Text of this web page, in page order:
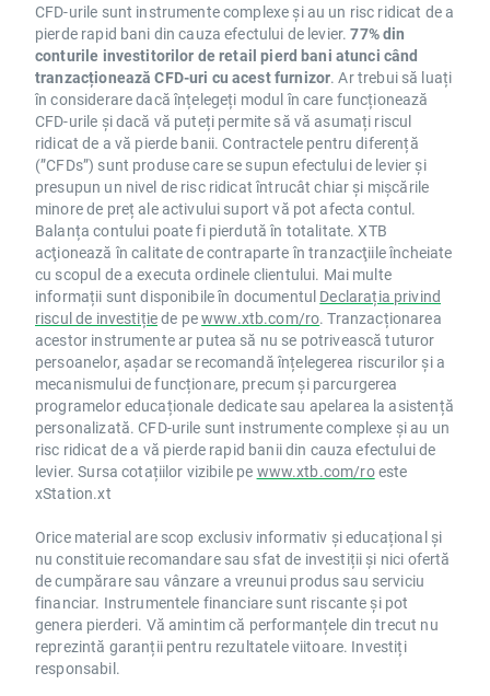
CFD-urile sunt instrumente complexe și au un risc ridicat de a
pierde rapid bani din cauza efectului de levier.77% din
conturile investitorilor de retail pierd bani atunci când
tranzacționează CFD-uri cu acest furnizor. Ar trebui să luați
în considerare dacă înțelegeți modul în care funcționează
CFD-urile și dacă vă puteți permite să vă asumați riscul
ridicat de a vă pierde banii. Contractele pentru diferență
(”CFDs”) sunt produse care se supun efectului de levier și
presupun un nivel de risc ridicat întrucât chiar și mișcările
minore de preț ale activului suport vă pot afecta contul.
Balanța contului poate fi pierdută în totalitate. XTB
acţionează în calitate de contraparte în tranzacţiile încheiate
cu scopul de a executa ordinele clientului. Mai multe
informații sunt disponibile în documentul Declarația privind
riscul de investițiede pewww.xtb.com/ro. Tranzacționarea
acestor instrumente ar putea să nu se potrivească tuturor
persoanelor, așadar se recomandă înțelegerea riscurilor și a
mecanismului de funcționare, precum și parcurgerea
programelor educaționale dedicate sau apelarea la asistență
personalizată. CFD-urile sunt instrumente complexe și au un
risc ridicat de a vă pierde rapid banii din cauza efectului de
levier. Sursa cotațiilor vizibile pe www.xtb.com/roeste
xStation.xt
Orice material are scop exclusiv informativ și educațional și
nu constituie recomandare sau sfat de investiții și nici ofertă
de cumpărare sau vânzare a vreunui produs sau serviciu
financiar. Instrumentele financiare sunt riscante și pot
genera pierderi. Vă amintim că performanțele din trecut nu
reprezintă garanții pentru rezultatele viitoare. Investiți
responsabil.